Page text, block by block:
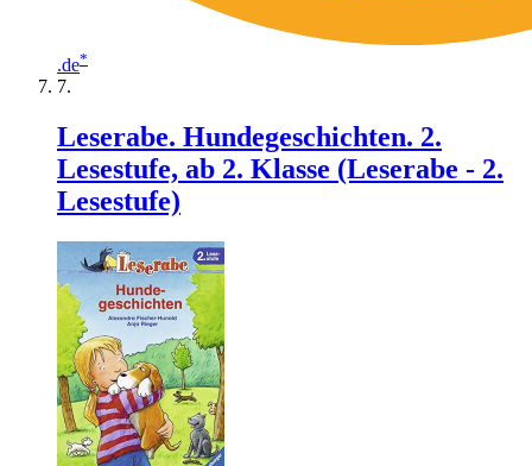
.de*
Leserabe. Hundegeschichten. 2.
Lesestufe, ab 2. Klasse (Leserabe - 2.
Lesestufe)